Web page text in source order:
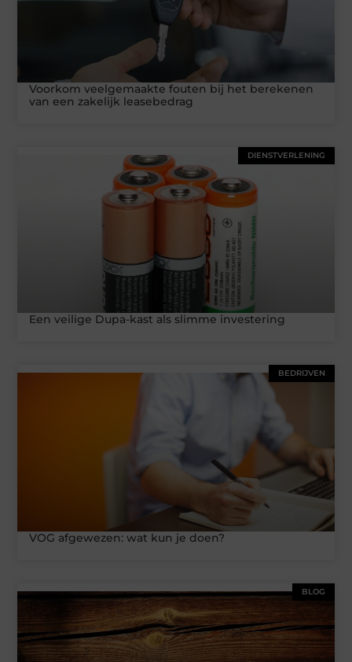
Voorkom veelgemaakte fouten bij het berekenen
van een zakelijk leasebedrag
DIENSTVERLENING
Een veilige Dupa-kast als slimme investering
BEDRIJVEN
VOG afgewezen: wat kun je doen?
BLOG